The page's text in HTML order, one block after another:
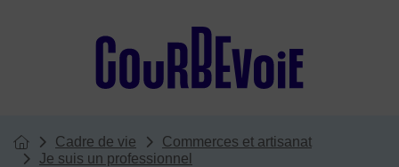
Vous êtes ici :
Page d'accueil du site
Cadre de vie
Commerces et artisanat
Je suis un professionnel